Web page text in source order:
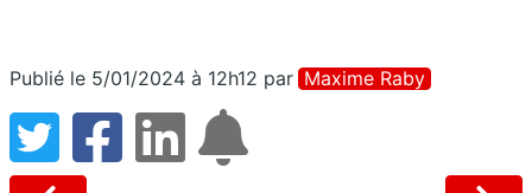
Publié le 5/01/2024 à 12h12 par Maxime Raby